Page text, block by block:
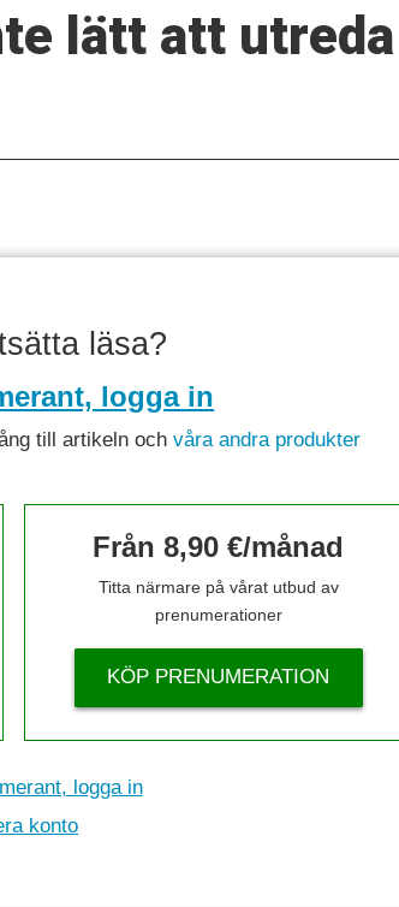
lätt att
läsa?
logga in
till artikeln ochvåra andra produkter
Från 8,90 €/månad
Titta närmare på vårat utbud av
prenumerationer
KÖP PRENUMERATION
logga in
konto